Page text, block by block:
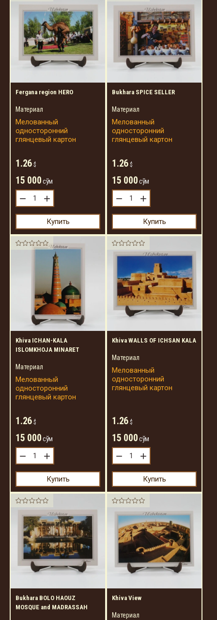
Fergana region HERO
Материал
Мелованный
односторонний
глянцевый картон
1.26 $
15 000сўм
− +
Купить
Bukhara SPICE SELLER
Материал
Мелованный
односторонний
глянцевый картон
1.26 $
15 000сўм
− +
Купить
Khiva ICHAN-KALA
ISLOMKHOJA MINARET
Материал
Мелованный
односторонний
глянцевый картон
1.26 $
15 000сўм
− +
Купить
Khiva WALLS OF ICHSAN KALA
Материал
Мелованный
односторонний
глянцевый картон
1.26 $
15 000сўм
− +
Купить
Bukhara BOLO HAOUZ
MOSQUE and MADRASSAH
Khiva View
Материал